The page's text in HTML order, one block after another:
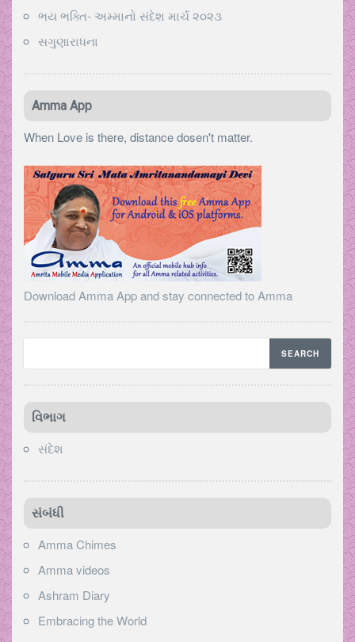
ભય ભક્તિ- અમ્માનો સંદેશ માર્ચ ૨૦૨૩
સગુણારાધના
Amma App
When Love is there, distance dosen't matter.
Download Amma App and stay connected to Amma
વિભાગ
સંદેશ
સંબંધી
Amma Chimes
Amma videos
Ashram Diary
Embracing the World